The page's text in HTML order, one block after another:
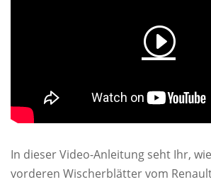
In dieser Video-Anleitung seht Ihr,
vorderen Wischerblätter vom